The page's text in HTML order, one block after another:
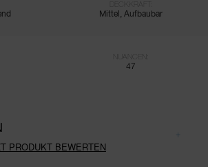
Mittel, Aufbaubar
47
PRODUKT BEWERTEN